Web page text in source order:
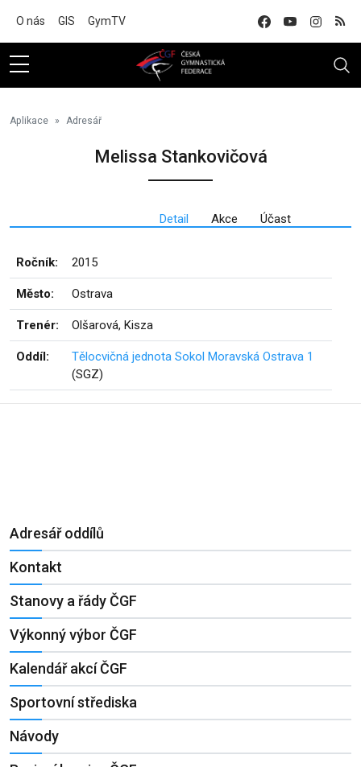
O nás GIS GymTV
Aplikace Adresář
Melissa Stankovičová
Detail Akce Účast
Ročník: 2015
Město: Ostrava
Trenér: Olšarová, Kisza
Oddíl:
Tělocvičná jednota Sokol Moravská Ostrava 1
(SGZ)
Adresář oddílů
Kontakt
Stanovy a řády ČGF
Výkonný výbor ČGF
Kalendář akcí ČGF
Sportovní střediska
Návody